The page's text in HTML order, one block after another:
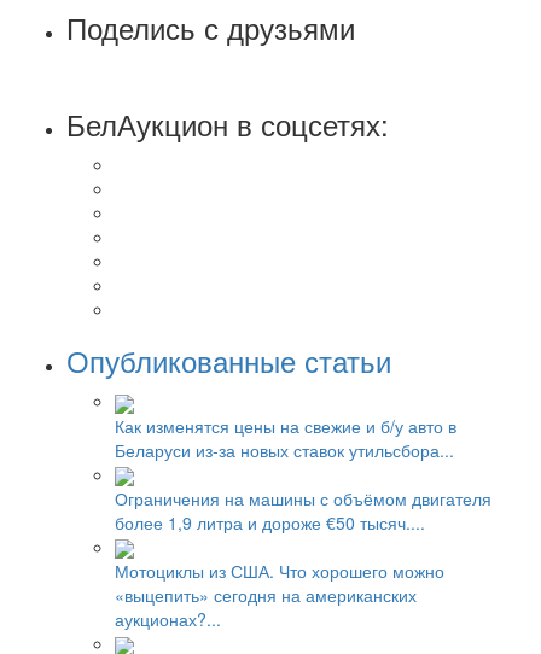
Поделись с друзьями
БелАукцион в соцсетях:
Опубликованные статьи
Как изменятся цены на свежие и б/у авто в
Беларуси из-за новых ставок утильсбора...
Ограничения на машины с объёмом двигателя
более 1,9 литра и дороже €50 тысяч....
Мотоциклы из США. Что хорошего можно
«выцепить» сегодня на американских
аукционах?...